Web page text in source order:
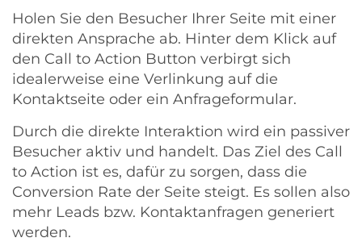
Holen Sie den Besucher Ihrer Seite mit einer
direkten Ansprache ab. Hinter dem Klick auf
den Call to Action Button verbirgt sich
idealerweise eine Verlinkung auf die
Kontaktseite oder ein Anfrageformular.
Durch die direkte Interaktion wird ein passiver
Besucher aktiv und handelt. Das Ziel des Call
to Action ist es, dafür zu sorgen, dass die
Conversion Rate der Seite steigt. Es sollen also
mehr Leads bzw. Kontaktanfragen generiert
werden.